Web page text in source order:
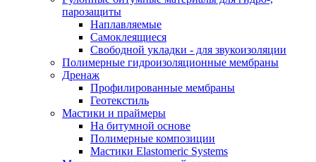
парозащиты
Наплавляемые
Самоклеящиеся
Свободной укладки - для звукоизоляции
Полимерные гидроизоляционные мембраны
Дренаж
Профилированные мембраны
Геотекстиль
Мастики и праймеры
На битумной основе
Полимерные композиции
Мастики Elastomeric Systems